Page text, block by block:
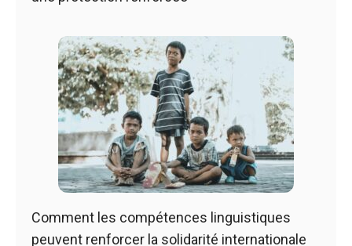
Comment les compétences linguistiques
peuvent renforcer la solidarité internationale